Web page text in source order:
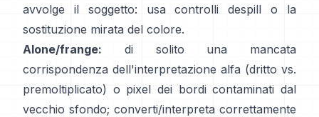
avvolge il soggetto: usa
controlli despill o la
sostituzione mirata del colore.
Alone/frange: di solito una mancata
corrispondenza dell'interpretazione alfa (dritto vs.
premoltiplicato) o pixel dei bordi contaminati dal
vecchio sfondo; converti/interpreta correttamente